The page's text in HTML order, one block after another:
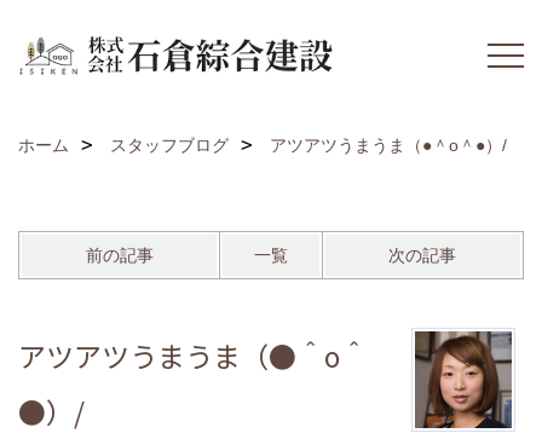
ホーム スタッフブログ アツアツうまうま（●＾o＾●）/
前の記事 一覧 次の記事
アツアツうまうま（●＾o＾
●）/